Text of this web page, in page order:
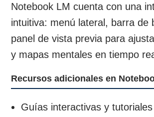
Notebook LM cuenta con una
intuitiva: menú lateral, barra de
panel de vista previa para
y mapas mentales en tiempo
Recursos adicionales en
Guías interactivas y